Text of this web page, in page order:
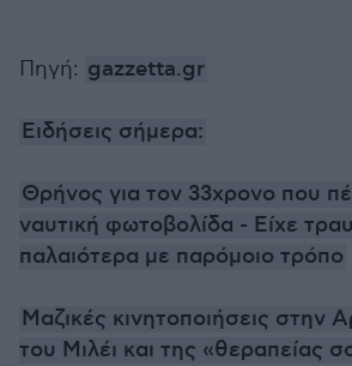
Πηγή: gazzetta.gr
Ειδήσεις σήμερα:
Θρήνος για τον 33χρονο που
ναυτική φωτοβολίδα - Είχε
παλαιότερα με παρόμοιο τρόπο
Μαζικές κινητοποιήσεις στην
του Μιλέι και της «θεραπείας